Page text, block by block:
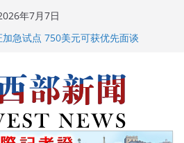
年7月7日
周天明：让沉香有序走向世界
出生公民权” : 出生在美国就是美国
锋邀请美国老教师罗纳德·萨科尔斯基